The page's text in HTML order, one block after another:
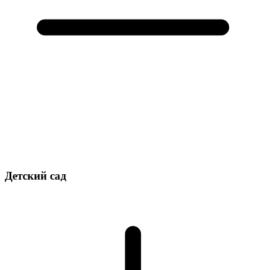
Детский сад